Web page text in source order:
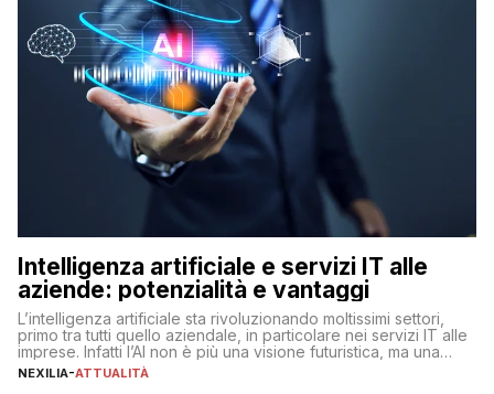
Intelligenza artificiale e servizi IT alle
aziende: potenzialità e vantaggi
L’intelligenza artificiale sta rivoluzionando moltissimi settori,
primo tra tutti quello aziendale, in particolare nei servizi IT alle
imprese. Infatti l’AI non è più una visione futuristica, ma una
realtà operativa che sta portando a un cambio significativo in
NEXILIA-ATTUALITÀ